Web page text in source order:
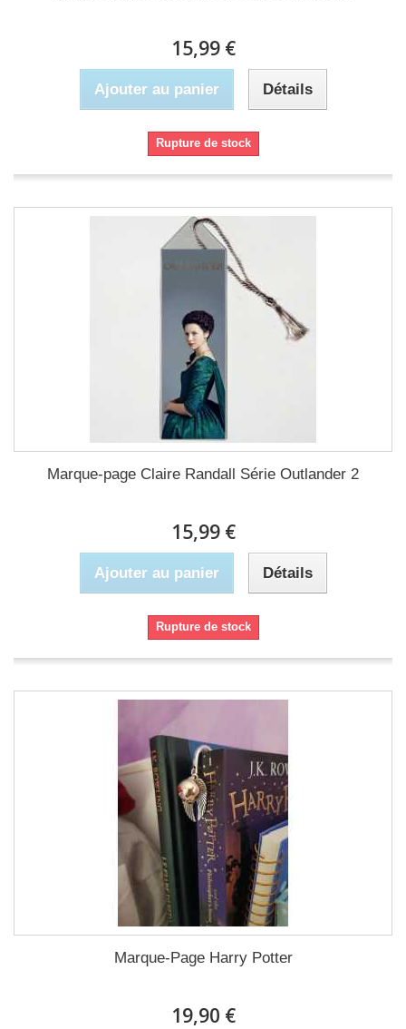
15,99 €
Ajouter au panier Détails
Rupture de stock
Marque-page Claire Randall Série Outlander 2
15,99 €
Ajouter au panier Détails
Rupture de stock
Marque-Page Harry Potter
19,90 €